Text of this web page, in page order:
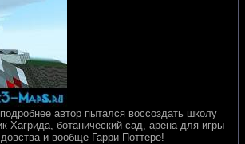
автор пытался воссоздать школу
Хагрида, ботанический сад, арена для игры
и вообще Гарри Поттере!